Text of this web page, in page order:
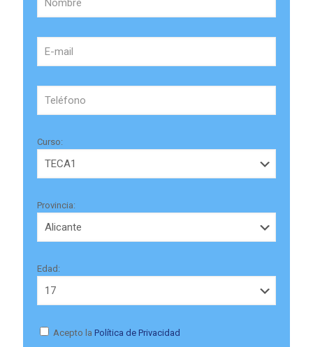
Curso:
Provincia:
Edad:
Acepto la Política de Privacidad